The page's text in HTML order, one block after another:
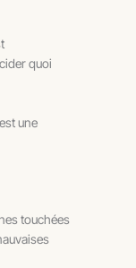
quoi
une
touchées